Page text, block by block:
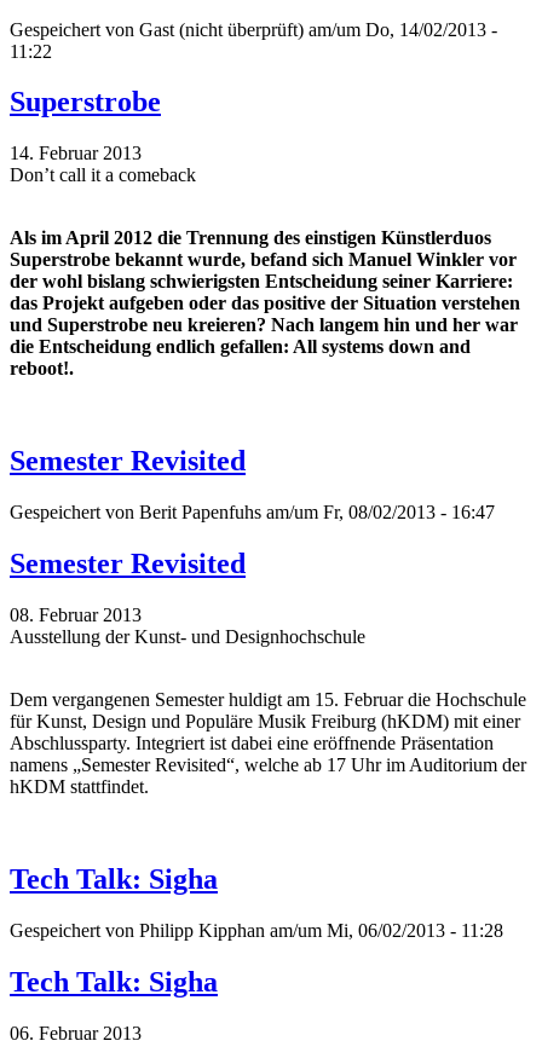
Gespeichert von Gast (nicht überprüft) am/um Do, 14/02/2013 -
11:22
Superstrobe
14. Februar 2013
Don’t call it a comeback
Als im April 2012 die Trennung des einstigen Künstlerduos
Superstrobe bekannt wurde, befand sich Manuel Winkler vor
der wohl bislang schwierigsten Entscheidung seiner Karriere:
das Projekt aufgeben oder das positive der Situation verstehen
und Superstrobe neu kreieren? Nach langem hin und her war
die Entscheidung endlich gefallen: All systems down and
reboot!.
Semester Revisited
Gespeichert von Berit Papenfuhs am/um Fr, 08/02/2013 - 16:47
Semester Revisited
08. Februar 2013
Ausstellung der Kunst- und Designhochschule
Dem vergangenen Semester huldigt am 15. Februar die Hochschule
für Kunst, Design und Populäre Musik Freiburg (hKDM) mit einer
Abschlussparty. Integriert ist dabei eine eröffnende Präsentation
namens „Semester Revisited“, welche ab 17 Uhr im Auditorium der
hKDM stattfindet.
Tech Talk: Sigha
Gespeichert von Philipp Kipphan am/um Mi, 06/02/2013 - 11:28
Tech Talk: Sigha
06. Februar 2013